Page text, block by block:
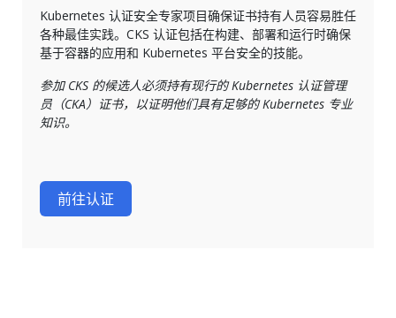
Kubernetes 认证安全专家项目确保证书持有人员容易胜任
各种最佳实践。CKS 认证包括在构建、部署和运行时确保
基于容器的应用和 Kubernetes 平台安全的技能。
参加 CKS 的候选人必须持有现行的 Kubernetes 认证管理
员（CKA）证书，以证明他们具有足够的 Kubernetes 专业
知识。
前往认证